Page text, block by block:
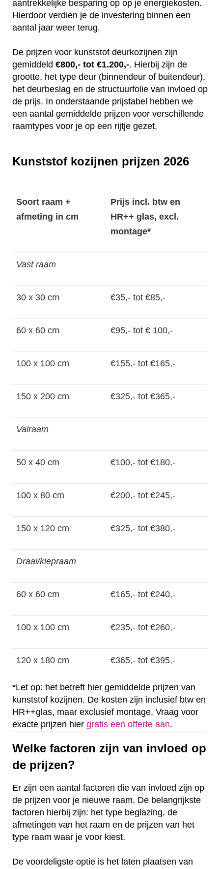
aantrekkelijke besparing op op je energiekosten.
Hierdoor verdien je de investering binnen een
aantal jaar weer terug.
De prijzen voor kunststof deurkozijnen zijn
gemiddeld €800,- tot €1.200,-. Hierbij zijn de
grootte, het type deur (binnendeur of buitendeur),
het deurbeslag en de structuurfolie van invloed op
de prijs. In onderstaande prijstabel hebben we
een aantal gemiddelde prijzen voor verschillende
raamtypes voor je op een rijtje gezet.
Kunststof kozijnen prijzen 2026
Soort raam +
afmeting in cm
Prijs incl. btw en
HR++ glas, excl.
montage*
Vast raam
30 x 30 cm €35,- tot €85,-
60 x 60 cm €95,- tot € 100,-
100 x 100 cm €155,- tot €165,-
150 x 200 cm €325,- tot €365,-
Valraam
50 x 40 cm €100,- tot €180,-
100 x 80 cm €200,- tot €245,-
150 x 120 cm €325,- tot €380,-
Draai/kiepraam
60 x 60 cm €165,- tot €240,-
100 x 100 cm €235,- tot €260,-
120 x 180 cm €365,- tot €395,-
*Let op: het betreft hier gemiddelde prijzen van
kunststof kozijnen. De kosten zijn inclusief btw en
HR++glas, maar exclusief montage. Vraag voor
exacte prijzen hier gratis een offerte aan.
Welke factoren zijn van invloed op
de prijzen?
Er zijn een aantal factoren die van invloed zijn op
de prijzen voor je nieuwe raam. De belangrijkste
factoren hierbij zijn: het type beglazing, de
afmetingen van het raam en de prijzen van het
type raam waar je voor kiest.
De voordeligste optie is het laten plaatsen van